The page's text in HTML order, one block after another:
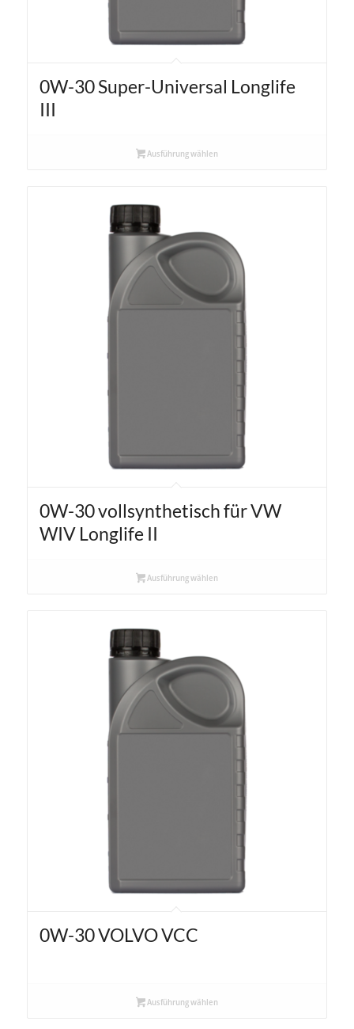
0W-30 Super-Universal Longlife
III
Ausführung wählen
0W-30 vollsynthetisch für VW
WIV Longlife II
Ausführung wählen
0W-30 VOLVO VCC
Ausführung wählen